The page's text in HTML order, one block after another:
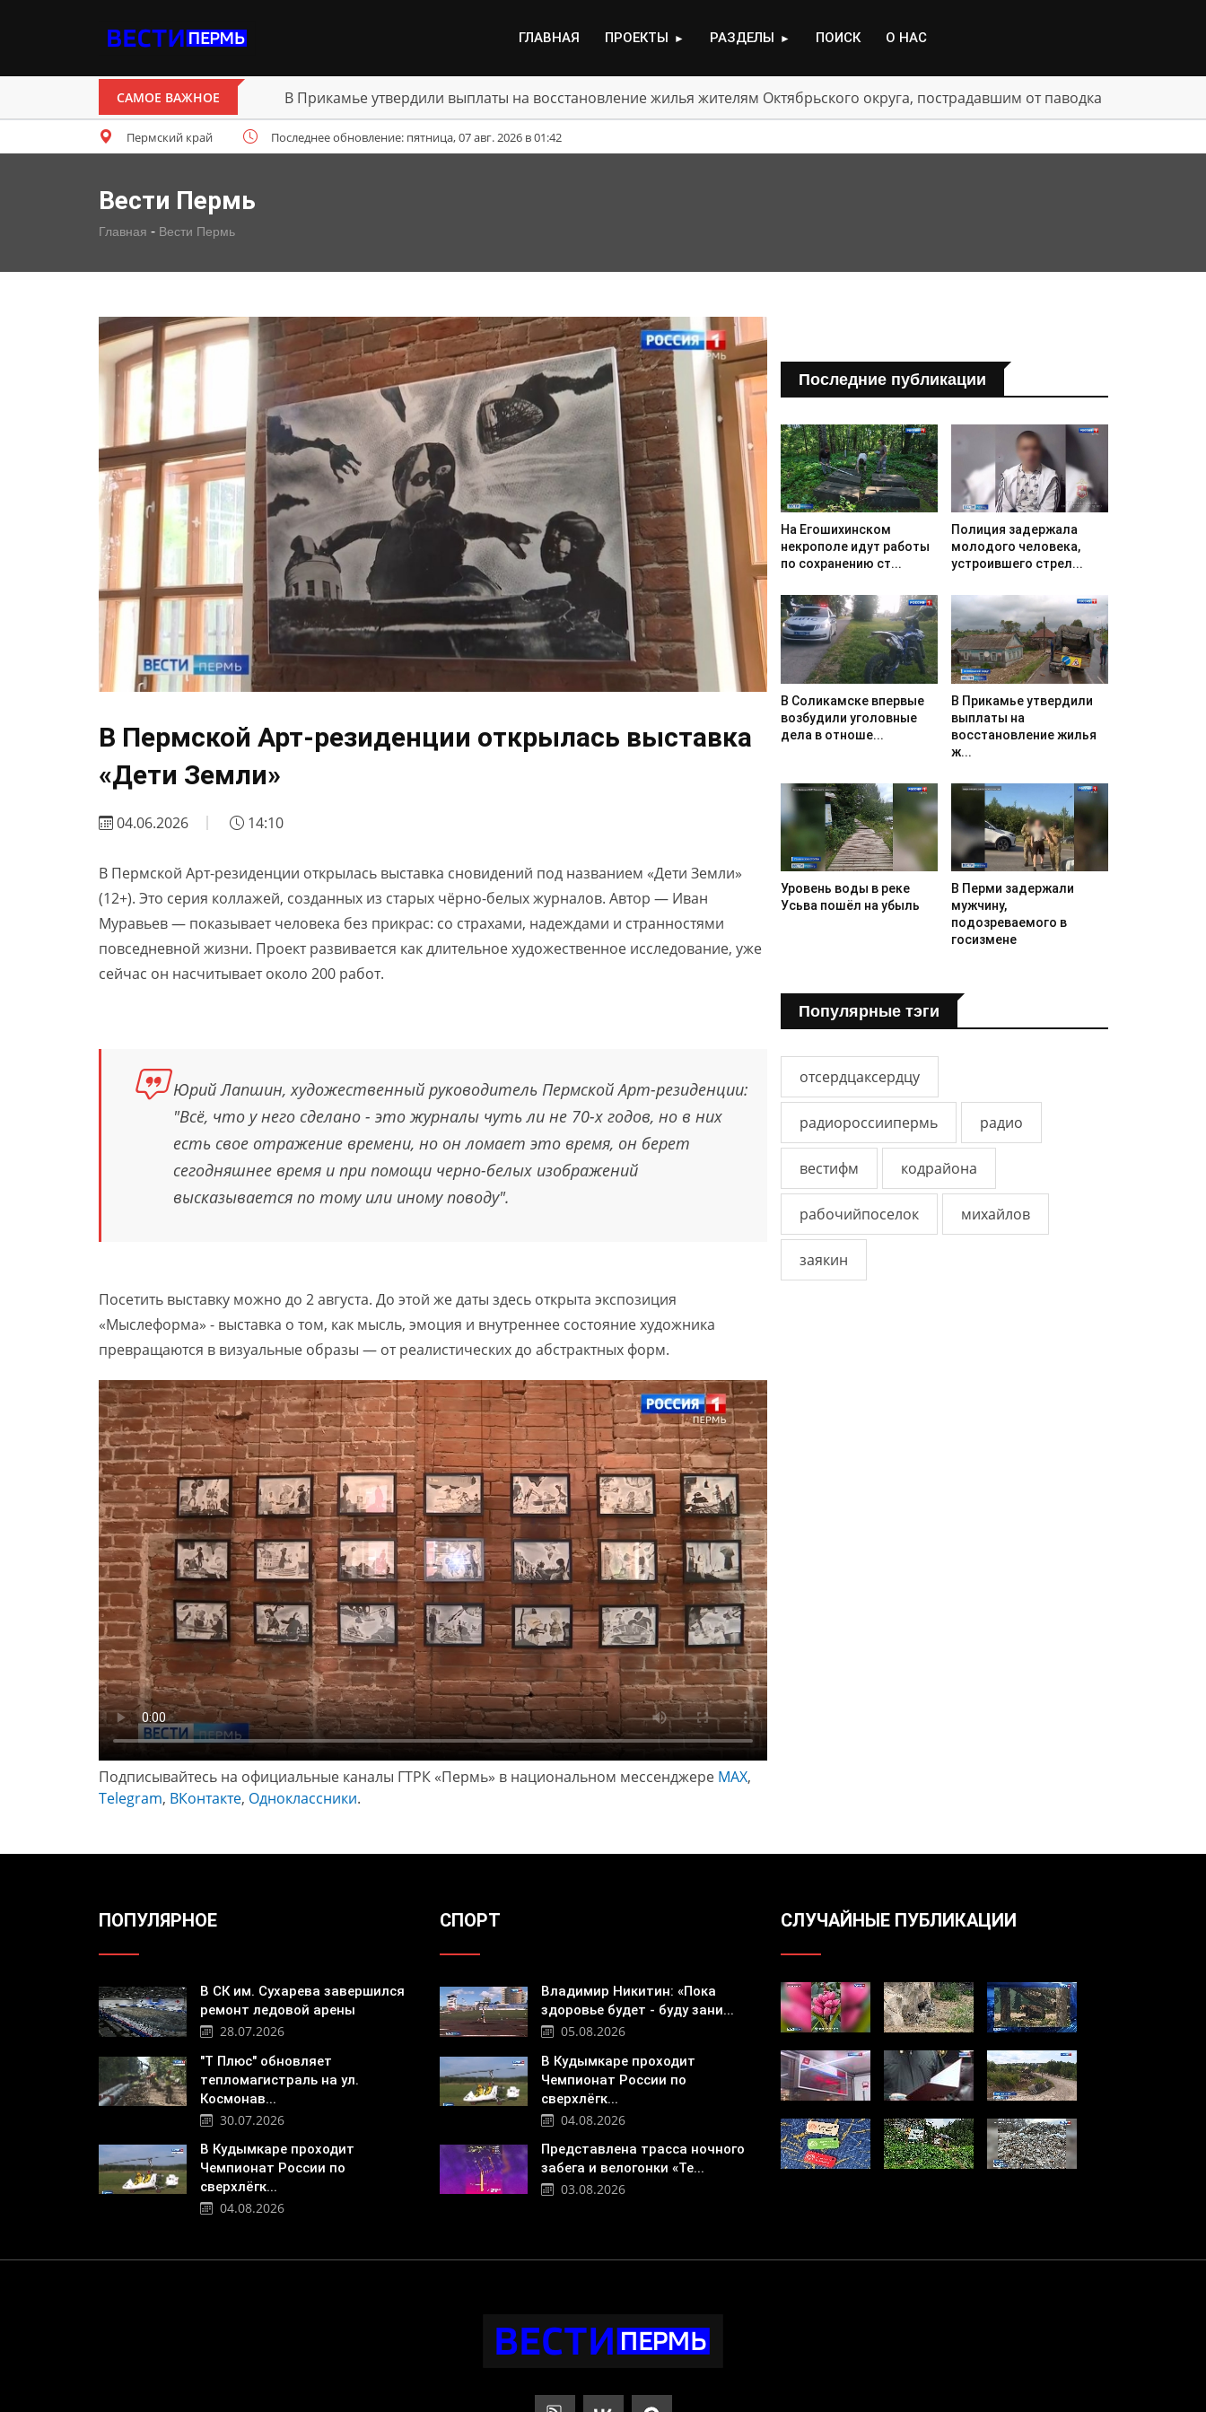
ГЛАВНАЯ ПРОЕКТЫ ► РАЗДЕЛЫ ► ПОИСК О НАС
САМОЕ ВАЖНОЕ В Прикамье утвердили выплаты на восстановление жилья жителям Октябрьского округа, пострадавшим от паводка
Пермский край Последнее обновление: пятница, 07 авг. 2026 в 01:42
Вести Пермь
Главная - Вести Пермь
В Пермской Арт-резиденции открылась выставка
«Дети Земли»
04.06.2026 14:10
В Пермской Арт-резиденции открылась выставка сновидений под названием «Дети Земли»
(12+). Это серия коллажей, созданных из старых чёрно-белых журналов. Автор — Иван
Муравьев — показывает человека без прикрас: со страхами, надеждами и странностями
повседневной жизни. Проект развивается как длительное художественное исследование, уже
сейчас он насчитывает около 200 работ.
Юрий Лапшин, художественный руководитель Пермской Арт-резиденции:
"Всё, что у него сделано - это журналы чуть ли не 70-х годов, но в них
есть свое отражение времени, но он ломает это время, он берет
сегодняшнее время и при помощи черно-белых изображений
высказывается по тому или иному поводу".
Посетить выставку можно до 2 августа. До этой же даты здесь открыта экспозиция
«Мыслеформа» - выставка о том, как мысль, эмоция и внутреннее состояние художника
превращаются в визуальные образы — от реалистических до абстрактных форм.
Подписывайтесь на официальные каналы ГТРК «Пермь» в национальном мессенджере МАХ,
Telegram, ВКонтакте, Одноклассники.
Последние публикации
На Егошихинском
некрополе идут работы
по сохранению ст...
Полиция задержала
молодого человека,
устроившего стрел...
В Соликамске впервые
возбудили уголовные
дела в отноше...
В Прикамье утвердили
выплаты на
восстановление жилья
ж...
Уровень воды в реке
Усьва пошёл на убыль
В Перми задержали
мужчину,
подозреваемого в
госизмене
Популярные тэги
отсердцаксердцу
радиороссиипермь радио
вестифм кодрайона
рабочийпоселок михайлов
заякин
ПОПУЛЯРНОЕ
В СК им. Сухарева завершился
ремонт ледовой арены
28.07.2026
"Т Плюс" обновляет
тепломагистраль на ул.
Космонав...
30.07.2026
В Кудымкаре проходит
Чемпионат России по
сверхлёгк...
04.08.2026
СПОРТ
Владимир Никитин: «Пока
здоровье будет - буду зани...
05.08.2026
В Кудымкаре проходит
Чемпионат России по
сверхлёгк...
04.08.2026
Представлена трасса ночного
забега и велогонки «Те...
03.08.2026
СЛУЧАЙНЫЕ ПУБЛИКАЦИИ